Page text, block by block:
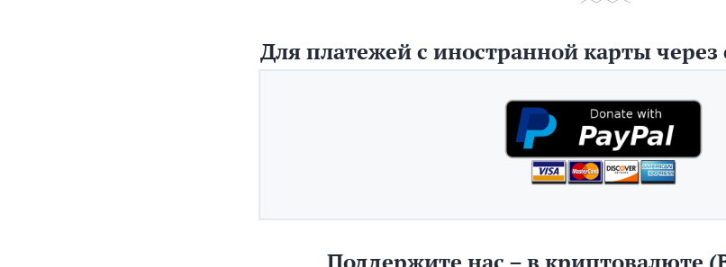
Для платежей с иностранной карты через